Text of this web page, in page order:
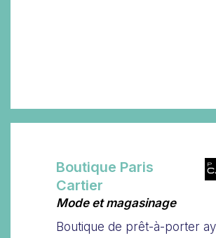
Boutique Paris
Cartier
Mode et magasinage
Boutique de prêt-à-porter